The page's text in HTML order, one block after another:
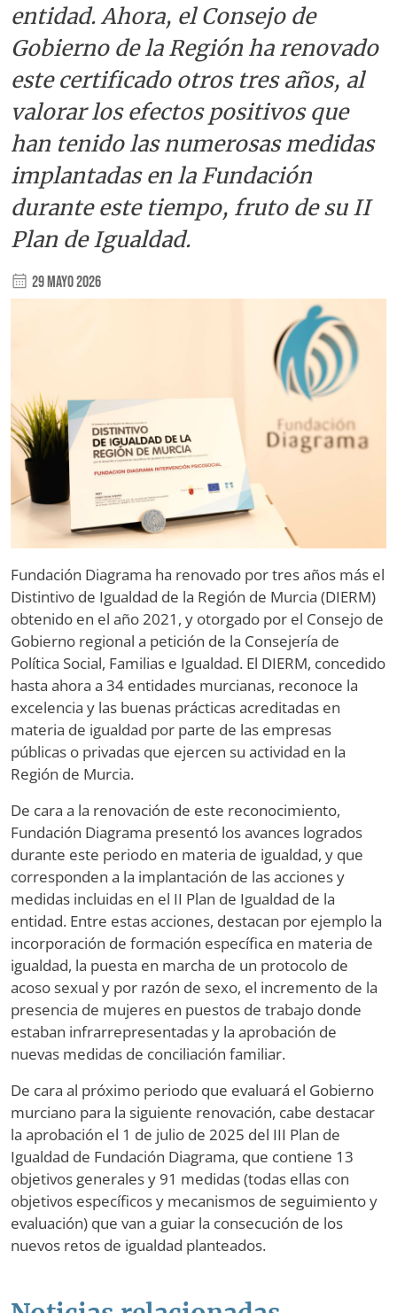
entidad. Ahora, el Consejo de
Gobierno de la Región ha renovado
este certificado otros tres años, al
valorar los efectos positivos que
han tenido las numerosas medidas
implantadas en la Fundación
durante este tiempo, fruto de su II
Plan de Igualdad.
29 Mayo 2026
Fundación Diagrama ha renovado por tres años más el
Distintivo de Igualdad de la Región de Murcia (DIERM)
obtenido en el año 2021, y otorgado por el Consejo de
Gobierno regional a petición de la Consejería de
Política Social, Familias e Igualdad. El DIERM, concedido
hasta ahora a 34 entidades murcianas, reconoce la
excelencia y las buenas prácticas acreditadas en
materia de igualdad por parte de las empresas
públicas o privadas que ejercen su actividad en la
Región de Murcia.
De cara a la renovación de este reconocimiento,
Fundación Diagrama presentó los avances logrados
durante este periodo en materia de igualdad, y que
corresponden a la implantación de las acciones y
medidas incluidas en el II Plan de Igualdad de la
entidad. Entre estas acciones, destacan por ejemplo la
incorporación de formación específica en materia de
igualdad, la puesta en marcha de un protocolo de
acoso sexual y por razón de sexo, el incremento de la
presencia de mujeres en puestos de trabajo donde
estaban infrarrepresentadas y la aprobación de
nuevas medidas de conciliación familiar.
De cara al próximo periodo que evaluará el Gobierno
murciano para la siguiente renovación, cabe destacar
la aprobación el 1 de julio de 2025 del III Plan de
Igualdad de Fundación Diagrama, que contiene 13
objetivos generales y 91 medidas (todas ellas con
objetivos específicos y mecanismos de seguimiento y
evaluación) que van a guiar la consecución de los
nuevos retos de igualdad planteados.